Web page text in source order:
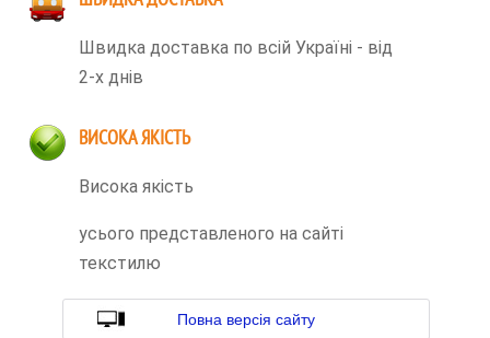
Швидка доставка по всій Україні - від
2-х днів
ВИСОКА ЯКІСТЬ
Висока якість
усього представленого на сайті
текстилю
Повна версія сайту